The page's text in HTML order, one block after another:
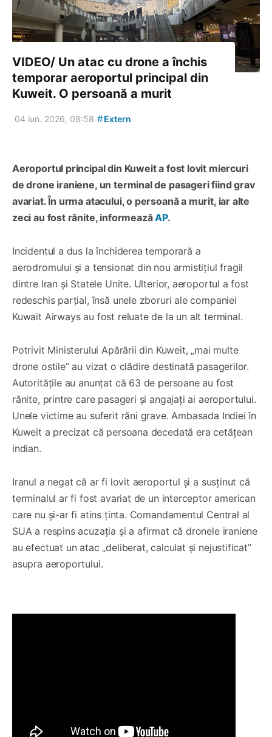
VIDEO/ Un atac cu drone a închis
temporar aeroportul principal din
Kuweit. O persoană a murit
04 iun. 2026, 08:58 #Extern
Aeroportul principal din Kuweit a fost lovit miercuri
de drone iraniene, un terminal de pasageri fiind grav
avariat. În urma atacului, o persoană a murit, iar alte
zeci au fost rănite, informeazăAP.
Incidentul a dus la închiderea temporară a
aerodromului și a tensionat din nou armistițiul fragil
dintre Iran și Statele Unite. Ulterior, aeroportul a fost
redeschis parțial, însă unele zboruri ale companiei
Kuwait Airways au fost reluate de la un alt terminal.
Potrivit Ministerului Apărării din Kuweit, „mai multe
drone ostile” au vizat o clădire destinată pasagerilor.
Autoritățile au anunțat că 63 de persoane au fost
rănite, printre care pasageri și angajați ai aeroportului.
Unele victime au suferit răni grave. Ambasada Indiei în
Kuweit a precizat că persoana decedată era cetățean
indian.
Iranul a negat că ar fi lovit aeroportul și a susținut că
terminalul ar fi fost avariat de un interceptor american
care nu și-ar fi atins ținta. Comandamentul Central al
SUA a respins acuzația și a afirmat că dronele iraniene
au efectuat un atac „deliberat, calculat și nejustificat”
asupra aeroportului.